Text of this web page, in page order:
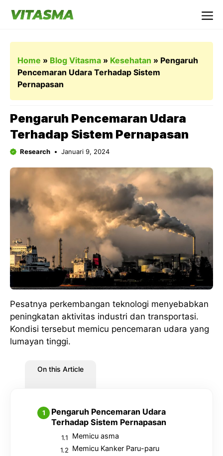
Home » Blog Vitasma » Kesehatan » Pengaruh
Pencemaran Udara Terhadap Sistem
Pernapasan
Pengaruh Pencemaran Udara
Terhadap Sistem Pernapasan
Research Januari 9, 2024
Pesatnya perkembangan teknologi menyebabkan
peningkatan aktivitas industri dan transportasi.
Kondisi tersebut memicu pencemaran udara yang
lumayan tinggi.
On this Article
Pengaruh Pencemaran Udara
Terhadap Sistem Pernapasan
Memicu asma
Memicu Kanker Paru-paru